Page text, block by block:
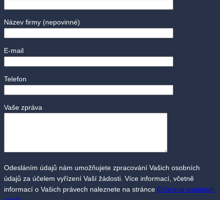
Název firmy (nepovinné)
E-mail
Telefon
Vaše zpráva
Odesláním údajů nám umožňujete zpracování Vašich osobních
údajů za účelem vyřízení Vaší žádosti. Více informací, včetně
informací o Vašich právech naleznete na stránce Ochrana osobních